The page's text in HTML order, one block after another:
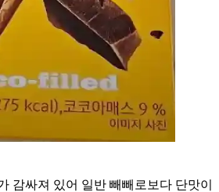
감싸져 있어 일반 빼빼로보다 단맛이